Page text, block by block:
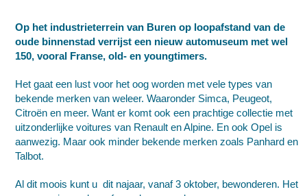
Op het industrieterrein van Buren op loopafstand van de
oude binnenstad verrijst een nieuw automuseum met wel
150, vooral Franse, old- en youngtimers.
Het gaat een lust voor het oog worden met vele types van
bekende merken van weleer. Waaronder Simca, Peugeot,
Citroën en meer. Want er komt ook een prachtige collectie met
uitzonderlijke voitures van Renault en Alpine. En ook Opel is
aanwezig. Maar ook minder bekende merken zoals Panhard en
Talbot.
Al dit moois kunt u dit najaar, vanaf 3 oktober, bewonderen. Het